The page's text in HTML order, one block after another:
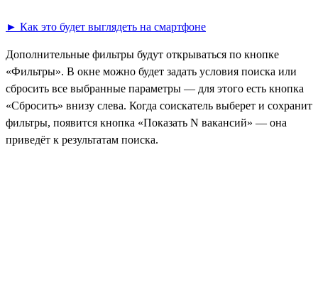
► Как это будет выглядеть на смартфоне
Дополнительные фильтры будут открываться по кнопке
«Фильтры». В окне можно будет задать условия поиска или
сбросить все выбранные параметры — для этого есть кнопка
«Сбросить» внизу слева. Когда соискатель выберет и сохранит
фильтры, появится кнопка «Показать N вакансий» — она
приведёт к результатам поиска.